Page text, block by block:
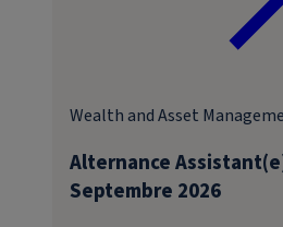
Alternance
Septembre 2026
Wealth and Asset